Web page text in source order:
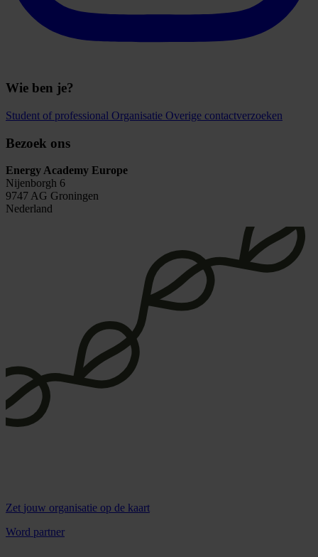
Wie ben je?
Student of professional Organisatie Overige contactverzoeken
Bezoek ons
Energy Academy Europe
Nijenborgh 6
9747 AG Groningen
Nederland
Zet jouw organisatie op de kaart
Word partner